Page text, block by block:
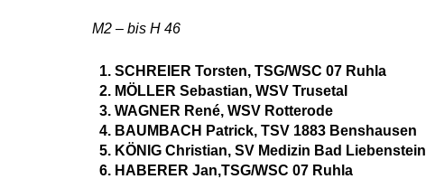
M2 – bis H 46
SCHREIER Torsten, TSG/WSC 07 Ruhla
MÖLLER Sebastian, WSV Trusetal
WAGNER René, WSV Rotterode
BAUMBACH Patrick, TSV 1883 Benshausen
KÖNIG Christian, SV Medizin Bad Liebenstein
HABERER Jan,TSG/WSC 07 Ruhla